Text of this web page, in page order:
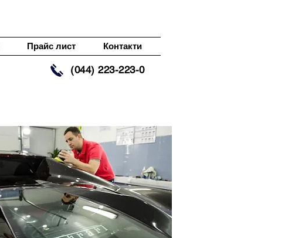
Прайс лист Контакти
(044) 223-223-0